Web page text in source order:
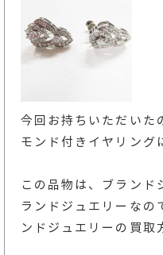
今回お持ちいただいた
モンド付きイヤリング
この品物は、ブランド
ランドジュエリーなの
ンドジュエリーの買取